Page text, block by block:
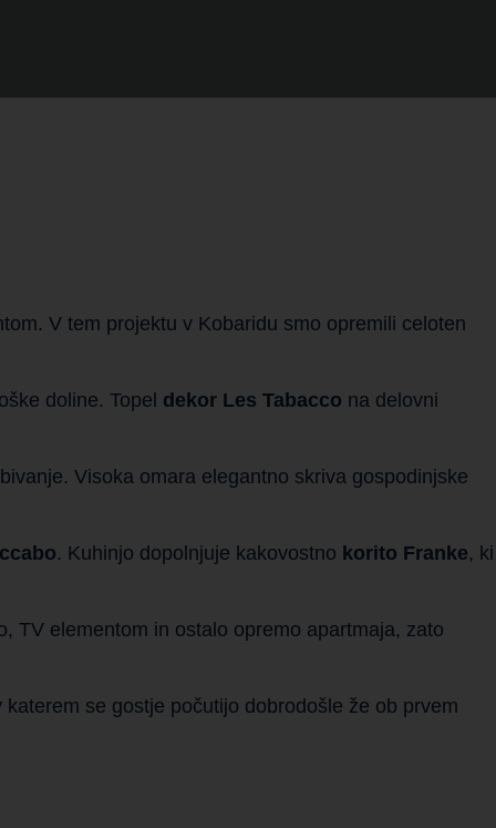
V tem projektu v Kobaridu smo opremili celoten
doline. Topel dekor Les Tabacco na delovni
Visoka omara elegantno skriva gospodinjske
. Kuhinjo dopolnjuje kakovostno korito Franke, ki
TV elementom in ostalo opremo apartmaja, zato
se gostje počutijo dobrodošle že ob prvem